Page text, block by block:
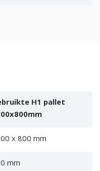
H1 pallet
x 800 mm
mm